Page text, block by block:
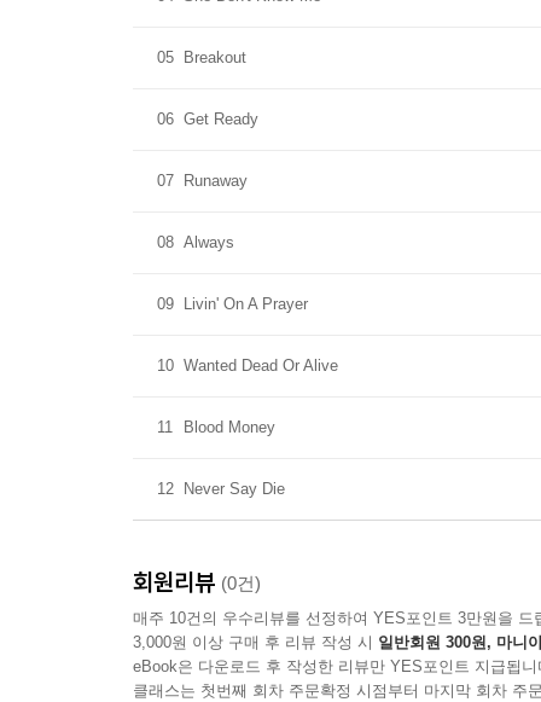
05 Breakout
06 Get Ready
07 Runaway
08 Always
09 Livin' On A Prayer
10 Wanted Dead Or Alive
11 Blood Money
12 Never Say Die
회원리뷰 (0건)
매주 10건의 우수리뷰를 선정하여 YES포인트 3만원을 드
3,000원 이상 구매 후 리뷰 작성 시 일반회원 300원, 마니
eBook은 다운로드 후 작성한 리뷰만 YES포인트 지급됩니
클래스는 첫번째 회차 주문확정 시점부터 마지막 회차 주